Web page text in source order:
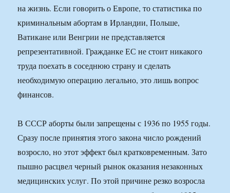
на жизнь. Если говорить о Европе, то статистика по
криминальным абортам в Ирландии, Польше,
Ватикане или Венгрии не представляется
репрезентативной. Гражданке ЕС не стоит никакого
труда поехать в соседнюю страну и сделать
необходимую операцию легально, это лишь вопрос
финансов.
В СССР аборты были запрещены с 1936 по 1955 годы.
Сразу после принятия этого закона число рождений
возросло, но этот эффект был кратковременным. Зато
пышно расцвел черный рынок оказания незаконных
медицинских услуг. По этой причине резко возросла